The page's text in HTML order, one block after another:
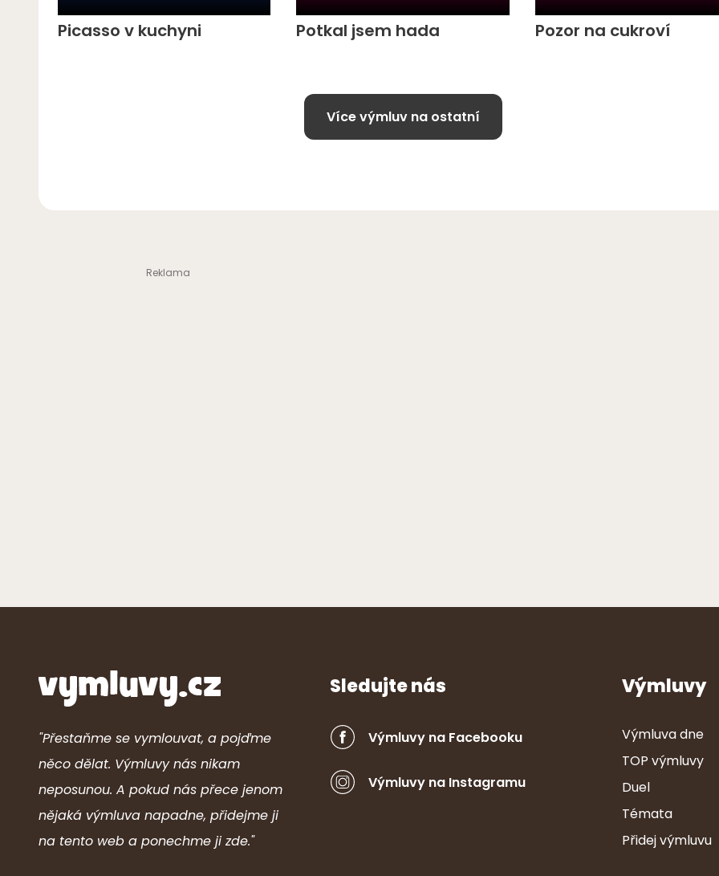
Picasso v kuchyni Potkal jsem hada Pozor na cukroví
Více výmluv na ostatní
"Přestaňme se vymlouvat, a pojďme
něco dělat. Výmluvy nás nikam
neposunou. A pokud nás přece jenom
nějaká výmluva napadne, přidejme ji
na tento web a ponechme ji zde."
Sledujte nás
Výmluvy na Facebooku
Výmluvy na Instagramu
Výmluvy
Výmluva dne
TOP výmluvy
Duel
Témata
Přidej výmluvu